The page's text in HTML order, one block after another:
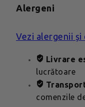
Alergeni
Vezi alergenii
Livrare
lucrătoare
comenzile